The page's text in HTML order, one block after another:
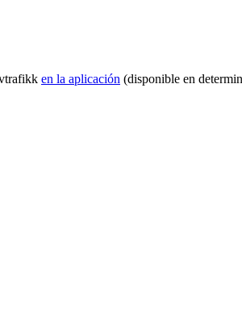
en la aplicación (disponible en